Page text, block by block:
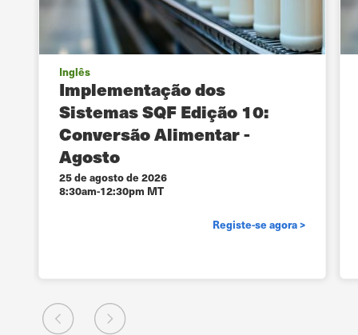
Inglês
Implementação dos
Sistemas SQF Edição 10:
Conversão Alimentar -
Agosto
25 de agosto de 2026
8:30am-12:30pm MT
Registe-se agora >